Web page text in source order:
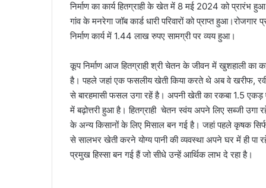
निर्माण का कार्य हितग्राही के खेत में 8 मई 2024 को प्रारंभ
गांव के मनरेगा जॉब कार्ड धारी परिवारों को प्राप्त हुआ।रोजगार
निर्माण कार्य में 1.44 लाख रुपए सामग्री पर व्यय हुआ।
कूप निर्माण आज हितग्राही श्री चेतन के जीवन में खुशहाली
है। पहले जहां एक फसलीय खेती किया करते थे अब वे खरीफ,
से बारहमासी फसल उगा रहें है। अपनी खेती का रकबा 1.5
में बढ़ोत्तरी हुआ है। हितग्राही चेतन स्वंय अपने लिए सब्जी
के अन्य किसानों के लिए मिसाल बन गई है। जहां पहले कृषक सिर्फ
से सालभर खेती करने योग्य पानी की व्यवस्था अपने घर में ही पा
प्रमुख हिस्सा बन गई हैं जो सीधे उन्हें आर्थिक लाभ दे रहा है।